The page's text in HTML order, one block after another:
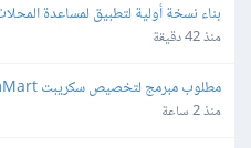
بناء نسخة أولية لتطبيق لمساعدة
منذ 42 دقيقة
وبوابات الدفع في مصر
منذ 2 ساعة